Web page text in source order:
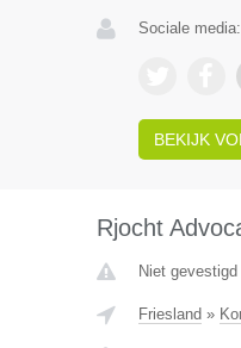
Sociale media:
BEKIJK
Rjocht
Niet
Friesland »